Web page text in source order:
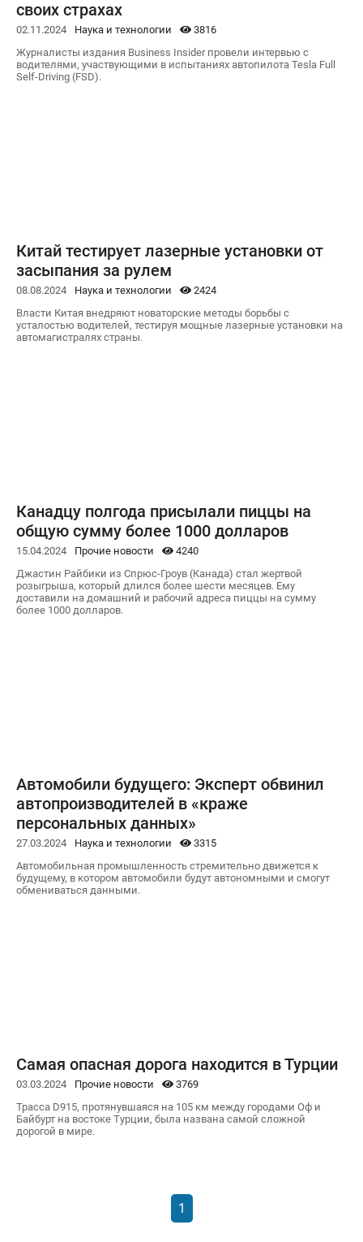
своих страхах
02.11.2024 Наука и технологии
3816
Журналисты издания Business Insider провели интервью с
водителями, участвующими в испытаниях автопилота Tesla Full
Self-Driving (FSD).
Китай тестирует лазерные установки от
засыпания за рулем
08.08.2024 Наука и технологии
2424
Власти Китая внедряют новаторские методы борьбы с
усталостью водителей, тестируя мощные лазерные установки на
автомагистралях страны.
Канадцу полгода присылали пиццы на
общую сумму более 1000 долларов
15.04.2024 Прочие новости
4240
Джастин Райбики из Спрюс-Гроув (Канада) стал жертвой
розыгрыша, который длился более шести месяцев. Ему
доставили на домашний и рабочий адреса пиццы на сумму
более 1000 долларов.
Автомобили будущего: Эксперт обвинил
автопроизводителей в «краже
персональных данных»
27.03.2024 Наука и технологии
3315
Автомобильная промышленность стремительно движется к
будущему, в котором автомобили будут автономными и смогут
обмениваться данными.
Самая опасная дорога находится в Турции
03.03.2024 Прочие новости
3769
Трасса D915, протянувшаяся на 105 км между городами Оф и
Байбурт на востоке Турции, была названа самой сложной
дорогой в мире.
1